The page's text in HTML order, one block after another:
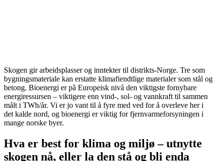
Skogen gir arbeidsplasser og inntekter til distrikts-Norge. Tre som
bygningsmateriale kan erstatte klimafiendtlige materialer som stål og
betong. Bioenergi er på Europeisk nivå den viktigste fornybare
energiressursen – viktigere enn vind-, sol- og vannkraft til sammen
målt i TWh/år. Vi er jo vant til å fyre med ved for å overleve her i
det kalde nord, og bioenergi er viktig for fjernvarmeforsyningen i
mange norske byer.
Hva er best for klima og miljø – utnytte
skogen nå, eller la den stå og bli enda